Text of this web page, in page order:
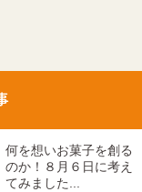
何を想いお菓子を創る
のか！８月６日に考え
てみました...